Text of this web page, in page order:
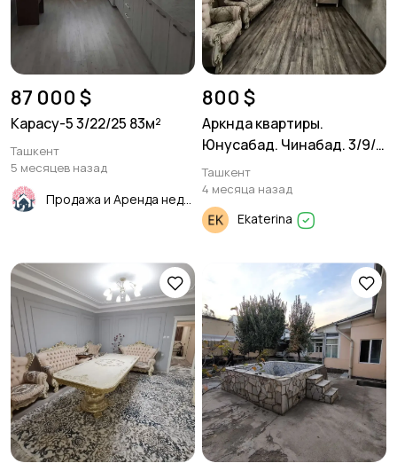
87 000 $
Карасу-5 3/22/25 83м²
Ташкент
5 месяцев назад
800 $
Аркнда квартиры.
Юнусабад. Чинабад. 3/9/9
80м²
Ташкент
4 месяца назад
Ekaterina